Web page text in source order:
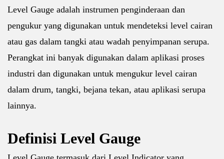
Level Gauge adalah instrumen penginderaan dan
pengukur yang digunakan untuk mendeteksi level cairan
atau gas dalam tangki atau wadah penyimpanan serupa.
Perangkat ini banyak digunakan dalam aplikasi proses
industri dan digunakan untuk mengukur level cairan
dalam drum, tangki, bejana tekan, atau aplikasi serupa
lainnya.
Definisi Level Gauge